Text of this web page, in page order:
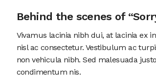
Behind the scenes of
Vivamus lacinia nibh dui, at lacinia ex
nisl ac consectetur. Vestibulum ac
non vehicula nibh. Sed malesuada
condimentum nis.